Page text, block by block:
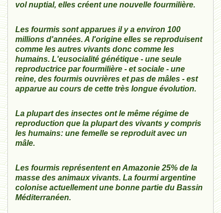
vol nuptial, elles créent une nouvelle fourmilière.
Les fourmis sont apparues il y a environ 100
millions d'années. A l'origine elles se reproduisent
comme les autres vivants donc comme les
humains. L'eusocialité génétique - une seule
reproductrice par fourmilière - et sociale - une
reine, des fourmis ouvrières et pas de mâles - est
apparue au cours de cette très longue évolution.
La plupart des insectes ont le même régime de
reproduction que la plupart des vivants y compris
les humains: une femelle se reproduit avec un
mâle.
Les fourmis représentent en Amazonie 25% de la
masse des animaux vivants. La fourmi argentine
colonise actuellement une bonne partie du Bassin
Méditerranéen.